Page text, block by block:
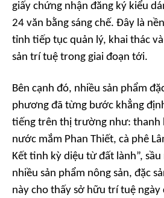
giấy chứng nhận đăng ký kiểu
24 văn bằng sáng chế. Đây là
tỉnh tiếp tục quản lý, khai thác
sản trí tuệ trong giai đoạn tới.
Bên cạnh đó, nhiều sản phẩm
phương đã từng bước khẳng
tiếng trên thị trường như: thanh
nước mắm Phan Thiết, cà phê
Kết tinh kỳ diệu từ đất lành”,
nhiều sản phẩm nông sản, đặc
này cho thấy sở hữu trí tuệ ngày